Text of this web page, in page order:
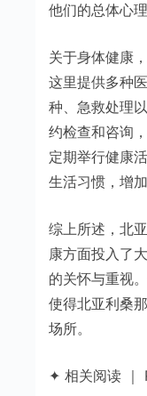
他们的总体心理
关于身体健康
这里提供多种
种、急救处理
约检查和咨询
定期举行健康
生活习惯，增
综上所述，北
康方面投入了
的关怀与重视
使得北亚利桑
场所。
✦ 相关阅读 ｜